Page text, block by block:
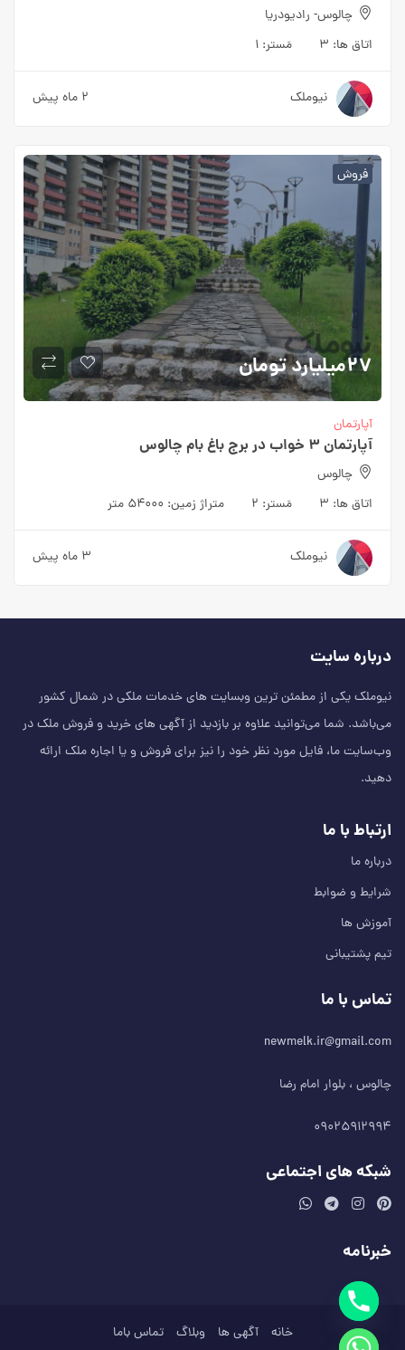
چالوس- رادیودریا
اتاق ها: ۳ مَستر: ۱
نیوملک ۲ ماه پیش
فروش
۲۷میلیارد تومان
آپارتمان
آپارتمان ۳ خواب در برج باغ بام چالوس
چالوس
اتاق ها: ۳ مَستر: ۲ متراژ زمین: ۵۴۰۰۰ متر
نیوملک ۳ ماه پیش
درباره سایت
نیوملک یکی از مطمئن‌ ترین وبسایت های خدمات ملکی در شمال کشور
می‌باشد. شما می‌توانید علاوه بر بازدید از آگهی های خرید و فروش ملک در
وب‌سایت ما، فایل مورد نظر خود را نیز برای فروش و یا اجاره ملک ارائه
دهید.
ارتباط با ما
درباره ما
شرایط و ضوابط
آموزش ها
تیم پشتیبانی
تماس با ما
newmelk.ir@gmail.com
چالوس ، بلوار امام رضا
۰۹۰۲۵۹۱۲۹۹۴
شبکه های اجتماعی
خبرنامه
خانه آگهی ها وبلاگ تماس باما